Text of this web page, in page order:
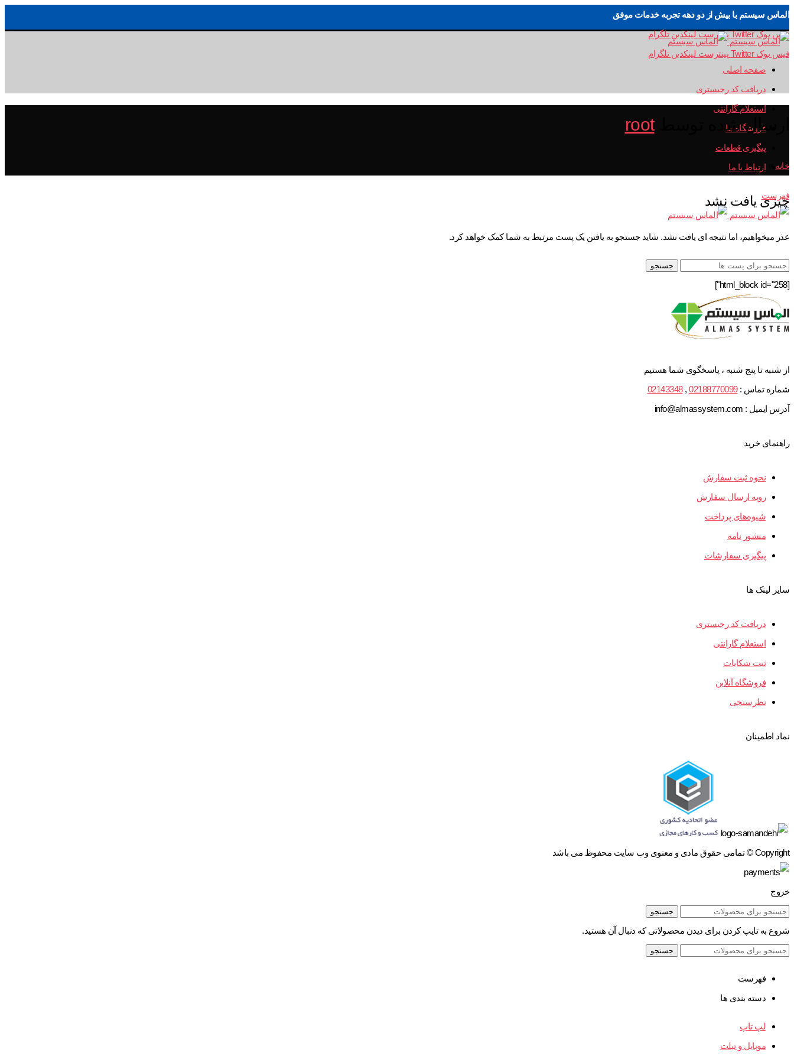
الماس سیستم با بیش از دو دهه تجربه خدمات موفق
فیس بوک Twitter پینترست لینکدین تلگرام
فیس بوک Twitter پینترست لینکدین تلگرام
صفحه اصلی
دریافت کد رجیستری
استعلام گارانتی
فروشگاه ما
پیگیری قطعات
ارتباط با ما
فهرست
ارسال شده توسطroot
خانه
چیزی یافت نشد
عذر میخواهیم، اما نتیجه ای یافت نشد. شاید جستجو به یافتن یک پست مرتبط به شما کمک خواهد کرد.
جستجو
[html_block id="258"]
از شنبه تا پنج شنبه ، پاسخگوی شما هستیم
شماره تماس :02188770099
,
02143348
آدرس ایمیل : info@almassystem.com
راهنمای خرید
نحوه ثبت سفارش
رویه ارسال سفارش
شیوه‌های پرداخت
منشور نامه
پیگیری سفارشات
سایر لینک ها
دریافت کد رجیستری
استعلام گارانتی
ثبت شکایات
فروشگاه آنلاین
نظرسنجی
نماد اطمینان
Copyright © تمامی حقوق مادی و معنوی وب سایت محفوظ می باشد
خروج
جستجو
شروع به تایپ کردن برای دیدن محصولاتی که دنبال آن هستید.
جستجو
فهرست
دسته بندی ها
لپ تاپ
موبایل و تبلت